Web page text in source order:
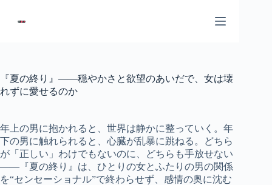
ス
キ
『夏の終り』――穏やかさと欲望のあいだで、女は壊
れずに愛せるのか
年上の男に抱かれると、世界は静かに整っていく。年
下の男に触れられると、心臓が乱暴に跳ねる。どちら
が「正しい」わけでもないのに、どちらも手放せない
——『夏の終り』は、ひとりの女とふたりの男の関係
を“センセーショナル”で終わらせず、感情の奥に沈む